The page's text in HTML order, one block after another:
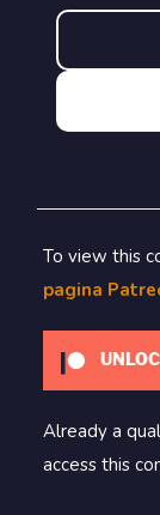
To view this
pagina
Already a
access this